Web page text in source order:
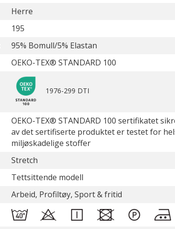
Herre
195
95% Bomull/5% Elastan
OEKO-TEX® STANDARD 100
1976-299 DTI
OEKO-TEX® STANDARD 100 sertifikatet
av det sertifiserte produktet er testet for
miljøskadelige stoffer
Stretch
Tettsittende modell
Arbeid, Profiltøy, Sport & fritid